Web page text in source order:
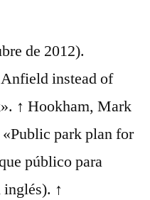
de 2012).
instead of
↑ Hookham, Mark
park plan for
público para
↑